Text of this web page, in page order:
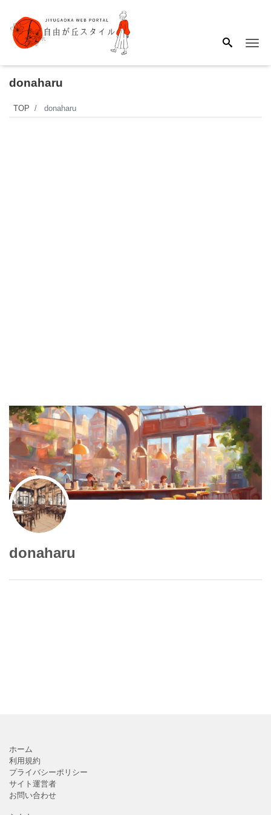
donaharu
TOP donaharu
donaharu
ホーム
利用規約
プライバシーポリシー
サイト運営者
お問い合わせ